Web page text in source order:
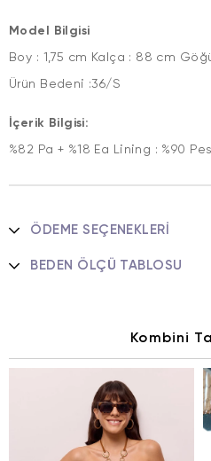
Model Bilgisi
Boy : 1,75 cm Kalça : 88 cm
Ürün Bedeni :36/S
İçerik Bilgisi:
%82 Pa + %18 Ea Lining : %90
ÖDEME SEÇENEKLERI
BEDEN ÖLÇÜ TABLOSU
Kombini